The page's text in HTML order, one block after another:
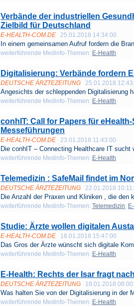
Verbände der industriellen
Zielbild für Deutschland
E-HEALTH-COM.DE 25.01.2018 14:34:00
In einem gemeinsamen Aufruf fordern die
weiterführende Medinfo-Themen: E-Health
Digitalisierung: Verbände fordern
DEUTSCHE ÄRZTEZEITUNG 25.01.2018
Angesichts der schleppenden Digitalisierung
weiterführende Medinfo-Themen: E-Health
conhIT: Call for Papers für
Messeführungen
E-HEALTH-COM.DE 23.01.2018 11:43:00
Die conhIT – Connecting Healthcare IT sucht
weiterführende Medinfo-Themen: E-Health
Telemedizin : SafeMail findet im
DEUTSCHE ÄRZTEZEITUNG 22.01.2018
Die Anzahl der Praxen und Kliniken , die den
weiterführende Medinfo-Themen: Telemedizin;
Studie: Ärzte wollen digitalen
E-HEALTH-COM.DE 18.01.2018 15:47:00
Das Gros der Ärzte wünscht sich digitale
weiterführende Medinfo-Themen: E-Health
E-Health: Rechts der Isar fragt
DEUTSCHE ÄRZTEZEITUNG 18.01.2018
Was halten Sie von der Digitalisierung in der
weiterführende Medinfo-Themen: E-Health